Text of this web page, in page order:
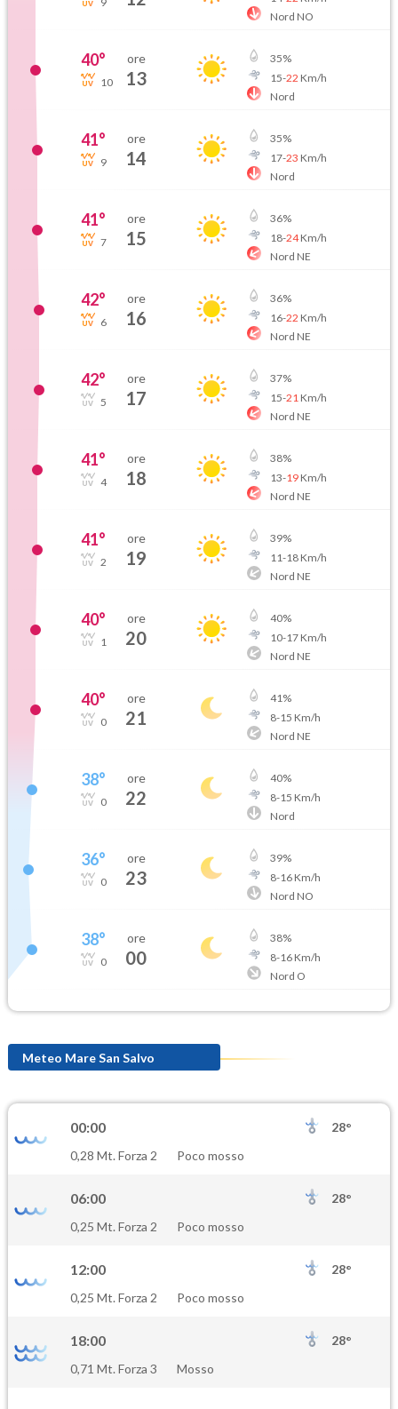
Nord NO
40°
10
ore
13
35%
15-22 Km/h
Nord
41°
9
ore
14
35%
17-23 Km/h
Nord
41°
7
ore
15
36%
18-24Km/h
Nord NE
42°
6
ore
16
36%
16-22 Km/h
Nord NE
42°
5
ore
17
37%
15-21 Km/h
Nord NE
41°
4
ore
18
38%
13-19Km/h
Nord NE
41°
2
ore
19
39%
11-18Km/h
Nord NE
40°
1
ore
20
40%
10-17Km/h
Nord NE
40°
0
ore
21
41%
8-15 Km/h
Nord NE
38°
0
ore
22
40%
8-15 Km/h
Nord
36°
0
ore
23
39%
8-16Km/h
Nord NO
38°
0
ore
00
38%
8-16Km/h
Nord O
Meteo Mare San Salvo
00:00
28°
0,28 Mt. Forza 2
Poco mosso
06:00
28°
0,25 Mt. Forza 2
Poco mosso
12:00
28°
0,25 Mt. Forza 2
Poco mosso
18:00
28°
0,71 Mt. Forza 3
Mosso